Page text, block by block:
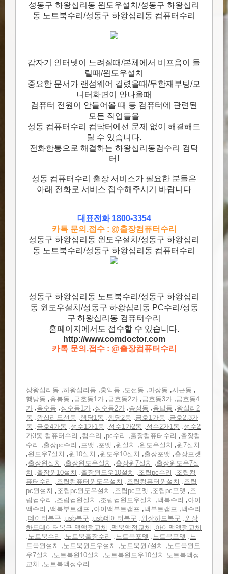
성동구 하왕십리동 윈도우설치/성동구 하왕십리
동 노트북수리/성동구 하왕십리동 컴퓨터수리
갑자기 인터넷이 느려질때/본체에서 비프음이 들
릴때/윈도우설치
중요한 문서가 랜섬웨어 걸렸을때/무한재부팅/모
니터화면이 안나올때
컴퓨터 전원이 안들어올 때 등 컴퓨터에 관련된
모든 작업들을
성동 컴퓨터수리 컴닥터에선 문제 없이 해결해드
릴 수 있습니다.
전화한통으로 해결하는 하왕십리동컴수리 컴닥
터!
성동 컴퓨터수리 출장 서비스가 필요한 분들은
아래 전화로 서비스 접수해주시기 바랍니다
대표전화 1800-3354
카톡 문의.접수 : @출장컴퓨터수리
성동구 하왕십리동 윈도우설치/성동구 하왕십리
동 노트북수리/성동구 하왕십리동 컴퓨터수리
성동구 하왕십리동 노트북수리/성동구 하왕십리
동 윈도우설치/성동구 하왕십리동 PC수리/성동
구 하왕십리동 컴퓨터수리
홈페이지에서도 접수할 수 있습니다.
http://www.comdoctor.com
카톡 문의.접수 : @출장컴퓨터수리
상왕십리동 ,하왕십리동 ,홍익동 ,도선동 ,마장동 ,사근동 ,
행당동 ,응봉동 ,금호동1가 ,금호동2가 ,금호동3가 ,금호동4
가 ,옥수동 ,성수동1가 ,성수동2가 ,송정동 ,용답동 ,왕십리2
동 ,왕십리도선동 ,행당1동 ,행당2동 ,금호1가동 ,금호2.3가
동 ,금호4가동 ,성수1가1동 ,성수1가2동 ,성수2가1동 ,성수2
가3동 컴퓨터수리 ,컴수리 ,pc수리 ,출장컴퓨터수리 ,출장컴
수리 ,출장pc수리 ,포맷 ,포멧 ,윈설치 ,윈도우설치 ,윈7설치
,윈도우7설치 ,윈10설치 ,윈도우10설치 ,출장포맷 ,출장포켓
,출장윈설치 ,출장윈도우설치 ,출장윈7설치 ,출장윈도우7설
치 ,출장윈10설치 ,출장윈도우10설치 ,조립pc수리 ,조립컴
퓨터수리 ,조립컴퓨터윈도우설치 ,조립컴퓨터윈설치 ,조립
pc윈설치 ,조립pc윈도우설치 ,조립pc포멧 ,조립pc포맷 ,조
립컴수리 ,조립컴윈설치 ,조립컴윈도우설치 ,맥북수리 ,아이
맥수리 ,맥북부트캠프 ,아이맥부트캠프 ,맥부트캠프 ,맥수리
,데이터복구 ,usb복구 ,usb데이터복구 ,외장하드복구 ,외장
하드데이터복구 맥액정교체 ,맥북액정교체 ,아이맥액정교체
,노트북수리 ,노트북출장수리 ,노트북포멧 ,노트북포맷 ,노
트북윈설치 ,노트북윈도우설치 ,노트북윈7설치 ,노트북윈도
우7설치 ,노트북윈10설치 ,노트북윈도우10설치 노트북액정
교체 ,노트북액정수리